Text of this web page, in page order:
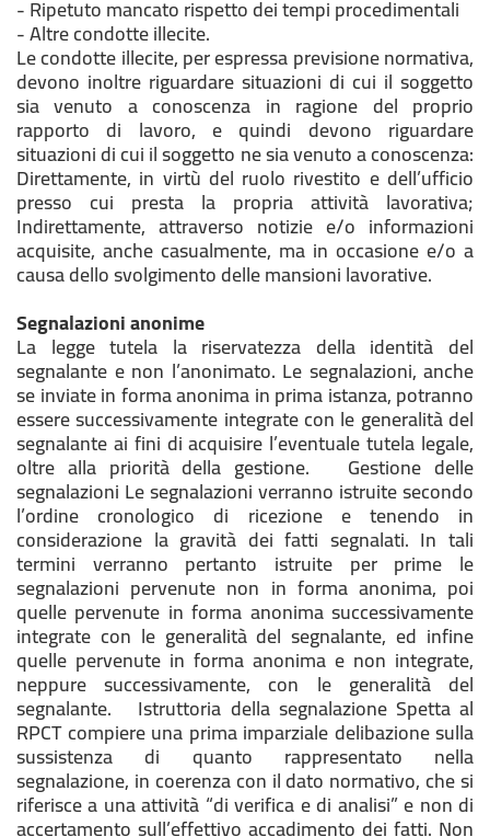
- Ripetuto mancato rispetto dei tempi procedimentali
- Altre condotte illecite.
Le condotte illecite, per espressa previsione normativa,
devono inoltre riguardare situazioni di cui il soggetto
sia venuto a conoscenza in ragione del proprio
rapporto di lavoro, e quindi devono riguardare
situazioni di cui il soggetto ne sia venuto a conoscenza:
Direttamente, in virtù del ruolo rivestito e dell’ufficio
presso cui presta la propria attività lavorativa;
Indirettamente, attraverso notizie e/o informazioni
acquisite, anche casualmente, ma in occasione e/o a
causa dello svolgimento delle mansioni lavorative.
Segnalazioni anonime
La legge tutela la riservatezza della identità del
segnalante e non l’anonimato. Le segnalazioni, anche
se inviate in forma anonima in prima istanza, potranno
essere successivamente integrate con le generalità del
segnalante ai fini di acquisire l’eventuale tutela legale,
oltre alla priorità della gestione. Gestione delle
segnalazioni Le segnalazioni verranno istruite secondo
l’ordine cronologico di ricezione e tenendo in
considerazione la gravità dei fatti segnalati. In tali
termini verranno pertanto istruite per prime le
segnalazioni pervenute non in forma anonima, poi
quelle pervenute in forma anonima successivamente
integrate con le generalità del segnalante, ed infine
quelle pervenute in forma anonima e non integrate,
neppure successivamente, con le generalità del
segnalante. Istruttoria della segnalazione Spetta al
RPCT compiere una prima imparziale delibazione sulla
sussistenza di quanto rappresentato nella
segnalazione, in coerenza con il dato normativo, che si
riferisce a una attività “di verifica e di analisi” e non di
accertamento sull’effettivo accadimento dei fatti. Non